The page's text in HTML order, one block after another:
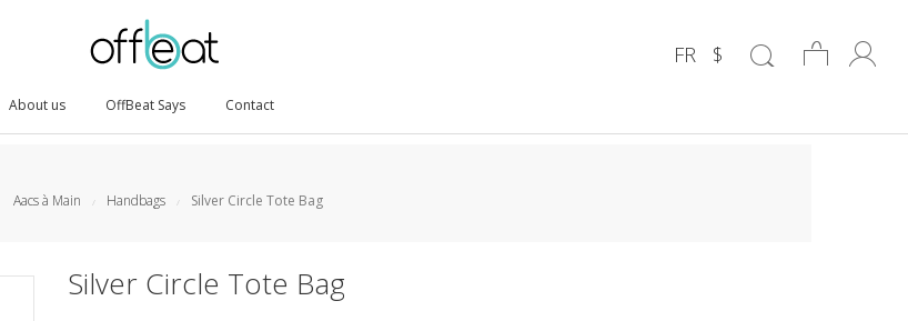
FR
About us OffBeat Says Contact
$
Aacs à Main / Handbags / Silver Circle Tote Bag
Silver Circle Tote Bag